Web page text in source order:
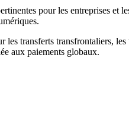
pour les entreprises
les transferts transfrontaliers,
aux paiements globaux.